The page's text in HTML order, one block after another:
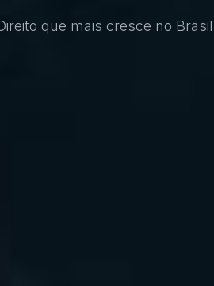
que mais cresce no